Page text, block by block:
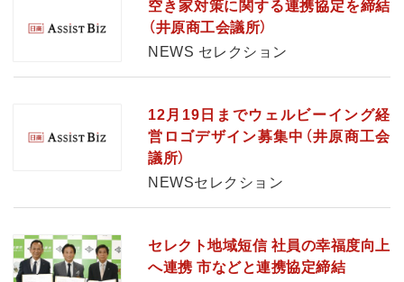
空き家対策に関する連携協定を締結
（井原商工会議所）
NEWS セレクション
12月19日までウェルビーイング経
営ロゴデザイン募集中（井原商工会
議所）
NEWSセレクション
セレクト地域短信 社員の幸福度向上
へ連携 市などと連携協定締結